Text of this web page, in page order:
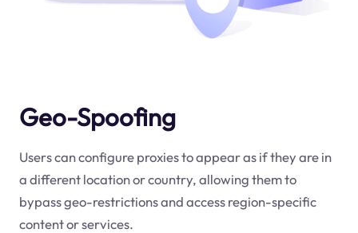
Geo-Spoofing
Users can configure proxies to appear as if they are in
a different location or country, allowing them to
bypass geo-restrictions and access region-specific
content or services.